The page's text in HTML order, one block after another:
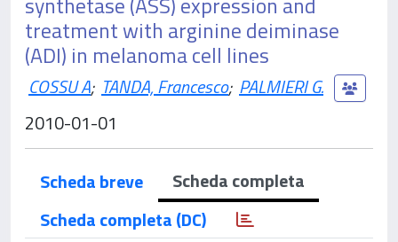
treatment with arginine deiminase
(ADI) in melanoma cell lines
COSSU A; TANDA, Francesco; PALMIERI G.
2010-01-01
Scheda breve
Scheda completa
Scheda completa (DC)